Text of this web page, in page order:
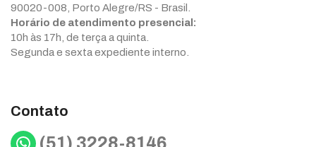
90020-008, Porto Alegre/RS - Brasil.
Horário de atendimento presencial:
10h às 17h, de terça a quinta.
Segunda e sexta expediente interno.
Contato
WhatsApp
(51) 3228-8146